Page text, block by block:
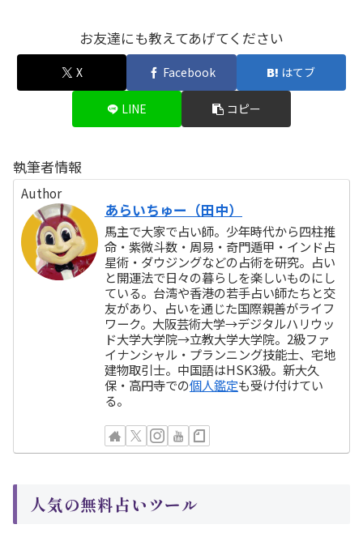
お友達にも教えてあげてください
X Facebook はてブ
LINE コピー
執筆者情報
Author
あらいちゅー（田中）
馬主で大家で占い師。少年時代から四柱推
命・紫微斗数・周易・奇門遁甲・インド占
星術・ダウジングなどの占術を研究。占い
と開運法で日々の暮らしを楽しいものにし
ている。台湾や香港の若手占い師たちと交
友があり、占いを通じた国際親善がライフ
ワーク。大阪芸術大学→デジタルハリウッ
ド大学大学院→立教大学大学院。2級ファ
イナンシャル・プランニング技能士、宅地
建物取引士。中国語はHSK3級。新大久
保・高円寺での個人鑑定も受け付けてい
る。
人気の無料占いツール